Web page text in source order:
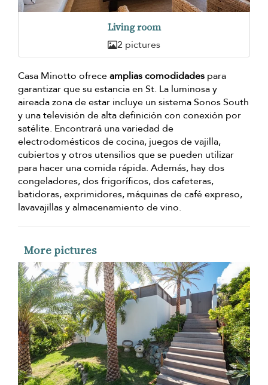
Living room
2 pictures
Casa Minotto ofreceamplias comodidades para
garantizar que su estancia en St. La luminosa y
aireada zona de estar incluye un sistema Sonos South
y una televisión de alta definición con conexión por
satélite. Encontrará una variedad de
electrodomésticos de cocina, juegos de vajilla,
cubiertos y otros utensilios que se pueden utilizar
para hacer una comida rápida. Además, hay dos
congeladores, dos frigoríficos, dos cafeteras,
batidoras, exprimidores, máquinas de café expreso,
lavavajillas y almacenamiento de vino.
More pictures